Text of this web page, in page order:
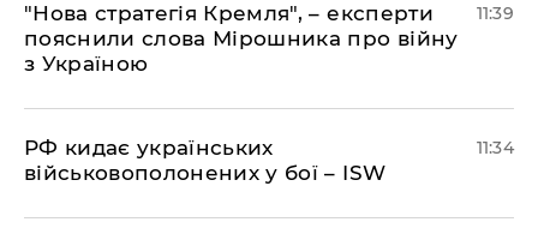
"Нова стратегія Кремля", – експерти
пояснили слова Мірошника про війну
з Україною
11:39
РФ кидає українських
військовополонених у бої – ISW
11:34